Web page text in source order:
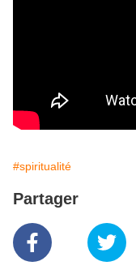
#spiritualité
Partager